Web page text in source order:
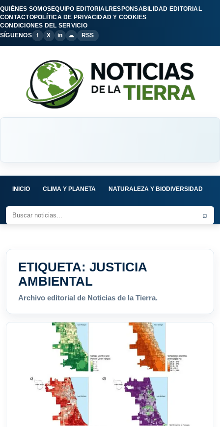
QUIÉNES SOMOSEQUIPO EDITORIALRESPONSABILIDAD EDITORIAL
CONTACTOPOLÍTICA DE PRIVACIDAD Y COOKIES
CONDICIONES DEL SERVICIO
SÍGUENOS
f X in ☁ RSS
INICIO CLIMA Y PLANETA NATURALEZA Y BIODIVERSIDAD
⌕
ETIQUETA: JUSTICIA
AMBIENTAL
Archivo editorial de Noticias de la Tierra.